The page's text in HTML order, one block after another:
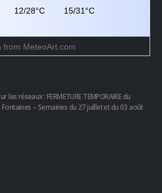
12/28°C 15/31°C
from MeteoArt.com
les réseaux : FERMETURE TEMPORAIRE du
– Semaines du 27 juillet et du 03 août